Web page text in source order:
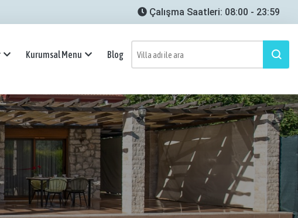
Çalışma Saatleri: 08:00 - 23:59
Kurumsal Menu Blog